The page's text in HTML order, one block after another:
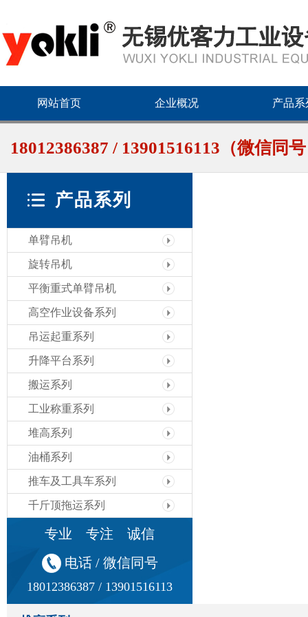
网站首页 企业概况 产品系
18012386387 / 13901516113（微信同
产品系列
单臂吊机
旋转吊机
平衡重式单臂吊机
高空作业设备系列
吊运起重系列
升降平台系列
搬运系列
工业称重系列
堆高系列
油桶系列
推车及工具车系列
千斤顶拖运系列
专业 专注 诚信
电话 / 微信同号
18012386387 / 13901516113